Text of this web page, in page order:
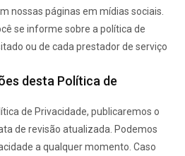
nossas páginas em mídias sociais.
se informe sobre a política de
ou de cada prestador de serviço
desta Política de
de Privacidade, publicaremos o
de revisão atualizada. Podemos
a qualquer momento. Caso